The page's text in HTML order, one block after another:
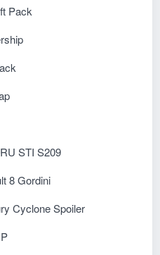
Pack
STI S209
8 Gordini
Cyclone Spoiler